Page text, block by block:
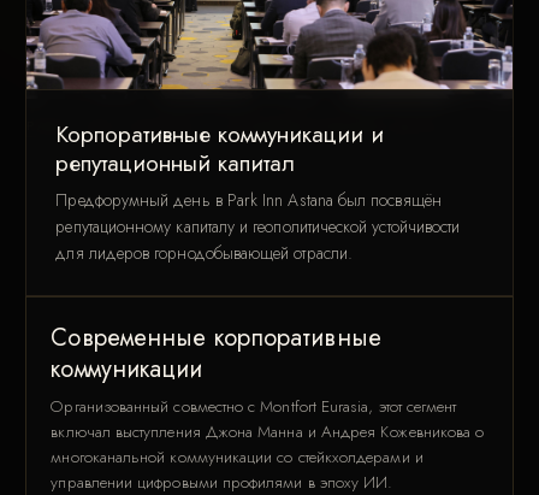
PARK INN ASTANA · ПРЕДФОРУМНЫЙ ДЕНЬ
Корпоративные коммуникации и
репутационный капитал
Предфорумный день в Park Inn Astana был посвящён
репутационному капиталу и геополитической устойчивости
для лидеров горнодобывающей отрасли.
Современные корпоративные
коммуникации
Организованный совместно с Montfort Eurasia, этот сегмент
включал выступления Джона Манна и Андрея Кожевникова о
многоканальной коммуникации со стейкхолдерами и
управлении цифровыми профилями в эпоху ИИ.